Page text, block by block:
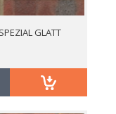
GLATT